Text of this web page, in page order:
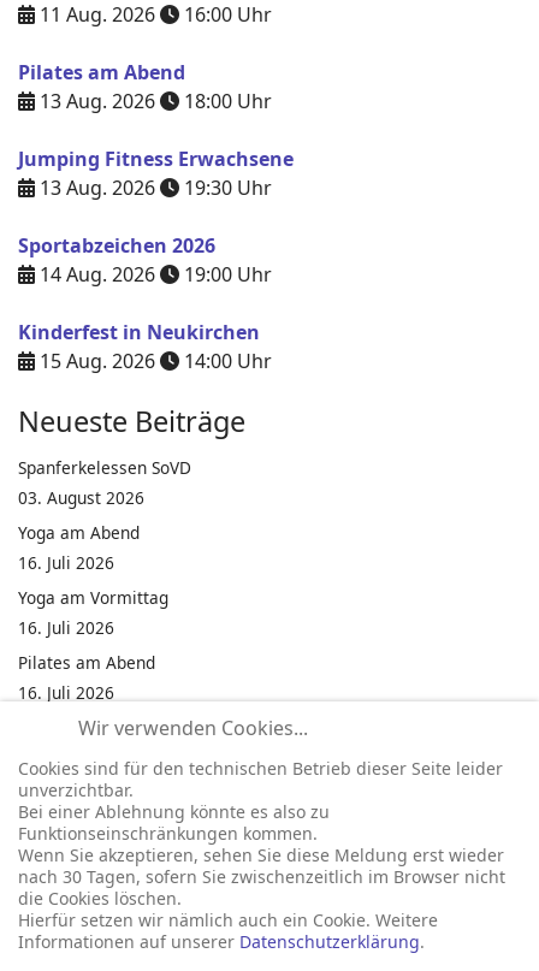
11 Aug. 2026
16:00 Uhr
Pilates am Abend
13 Aug. 2026
18:00 Uhr
Jumping Fitness Erwachsene
13 Aug. 2026
19:30 Uhr
Sportabzeichen 2026
14 Aug. 2026
19:00 Uhr
Kinderfest in Neukirchen
15 Aug. 2026
14:00 Uhr
Neueste Beiträge
Spanferkelessen SoVD
03. August 2026
Yoga am Abend
16. Juli 2026
Yoga am Vormittag
16. Juli 2026
Pilates am Abend
16. Juli 2026
Jumping Fitness Intervall
16. Juli 2026
Jumping Fitness Erwachsene
16. Juli 2026
Kinderfest in Neukirchen
16. Juli 2026
Wir verwenden Cookies...
Cookies sind für den technischen Betrieb dieser Seite leider
unverzichtbar.
Bei einer Ablehnung könnte es also zu
Funktionseinschränkungen kommen.
Wenn Sie akzeptieren, sehen Sie diese Meldung erst wieder
nach 30 Tagen, sofern Sie zwischenzeitlich im Browser nicht
die Cookies löschen.
Hierfür setzen wir nämlich auch ein Cookie. Weitere
Informationen auf unserer Datenschutzerklärung.